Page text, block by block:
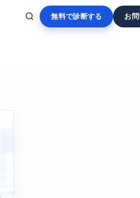
無料で診断する お